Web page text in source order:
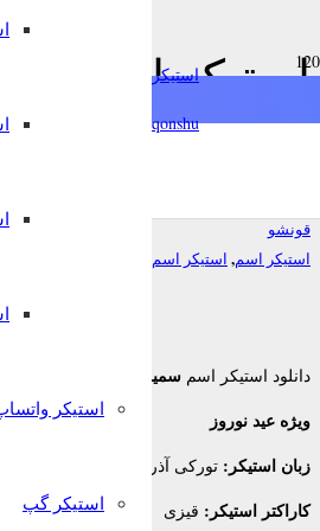
استیکرساز
qonshu@
استیکر
استیکر گپ
استیکر اسم
آذربایجانی
قونشو
استیکر اسم, استیکر اسم سال نو
دانلود استیکر اسم سمیرا
ویژه عید نوروز
زبان استیکر: تورکی آذربایجانی
کاراکتر استیکر: قیزی